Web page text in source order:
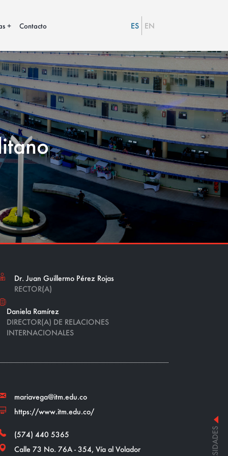
Contacto ES EN
Dr. Juan Guillermo Pérez Rojas
RECTOR(A)
Daniela Ramírez
DIRECTOR(A) DE RELACIONES
INTERNACIONALES
mariavega@itm.edu.co
https://www.itm.edu.co/
(574) 440 5365
Calle 73 No. 76A - 354, Vía al Volador